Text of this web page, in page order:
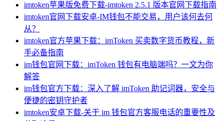
imtoken苹果版免费下载-imtoken 2.5.1 版本官网下载指南
imtoken官网下载安卓-IM钱包不能交易，用户该何去何
从？
imtoken官方苹果下载：imToken 买卖数字货币教程，新
手必备指南
im钱包官网下载：imToken 钱包有电脑端吗？一文为你
解答
im钱包官方下载：深入了解 imToken 助记词器，安全与
便捷的密钥守护者
imtoken安卓下载-关于 im 钱包官方客服电话的重要性及